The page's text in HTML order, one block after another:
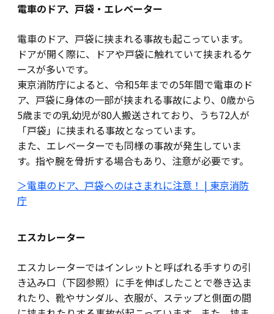
電車のドア、戸袋・エレベーター
電車のドア、戸袋に挟まれる事故も起こっています。
ドアが開く際に、ドアや戸袋に触れていて挟まれるケ
ースが多いです。
東京消防庁によると、令和5年までの5年間で電車のド
ア、戸袋に身体の一部が挟まれる事故により、0歳から
5歳までの乳幼児が80人搬送されており、うち72人が
「戸袋」に挟まれる事故となっています。
また、エレベーターでも同様の事故が発生していま
す。指や腕を骨折する場合もあり、注意が必要です。
＞電車のドア、戸袋へのはさまれに注意！ | 東京消防
庁
エスカレーター
エスカレーターではインレットと呼ばれる手すりの引
き込み口（下図参照）に手を伸ばしたことで巻き込ま
れたり、靴やサンダル、衣服が、ステップと側面の間